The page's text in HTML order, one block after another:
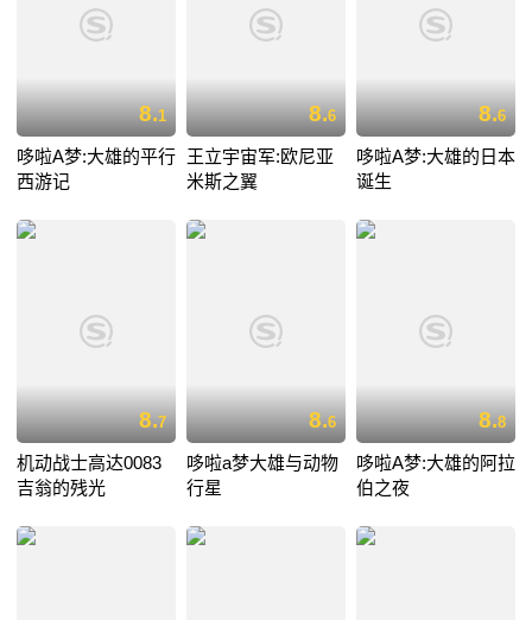
8.1
哆啦A梦:大雄的平行
西游记
8.6
王立宇宙军:欧尼亚
米斯之翼
8.6
哆啦A梦:大雄的日本
诞生
8.7
机动战士高达0083
吉翁的残光
8.6
哆啦a梦大雄与动物
行星
8.8
哆啦A梦:大雄的阿拉
伯之夜